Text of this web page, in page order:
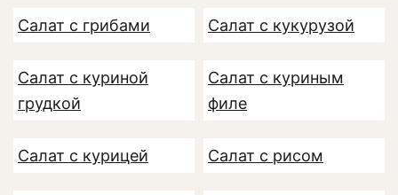
Салат с грибами Салат с кукурузой
Салат с куриной
грудкой
Салат с куриным
филе
Салат с курицей Салат с рисом